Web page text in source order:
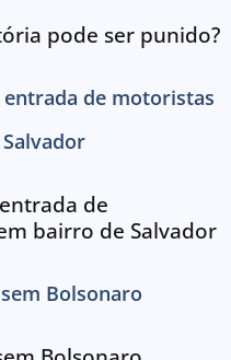
pode ser punido?
de
bairro de Salvador